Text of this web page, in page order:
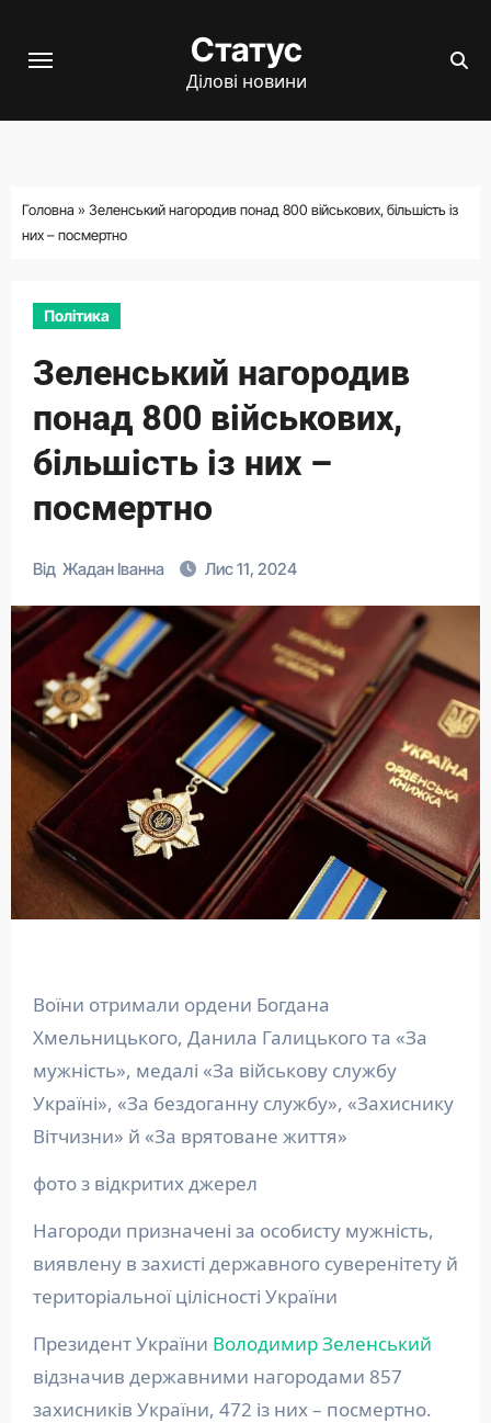
Статус
Ділові новини
Головна » Зеленський нагородив понад 800 військових, більшість із
них – посмертно
Політика
Зеленський нагородив
понад 800 військових,
більшість із них –
посмертно
Від Жадан Іванна Лис 11, 2024
Воїни отримали ордени Богдана
Хмельницького, Данила Галицького та «За
мужність», медалі «За військову службу
Україні», «За бездоганну службу», «Захиснику
Вітчизни» й «За врятоване життя»
фото з відкритих джерел
Нагороди призначені за особисту мужність,
виявлену в захисті державного суверенітету й
територіальної цілісності України
Президент України Володимир Зеленський
відзначив державними нагородами 857
захисників України, 472 із них – посмертно.